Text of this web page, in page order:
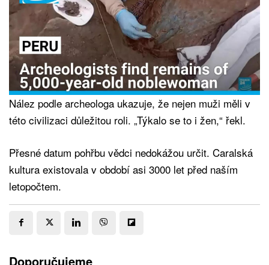
Nález podle archeologa ukazuje, že nejen muži měli v
této civilizaci důležitou roli. „Týkalo se to i žen,“ řekl.
Přesné datum pohřbu vědci nedokážou určit. Caralská
kultura existovala v období asi 3000 let před naším
letopočtem.
Doporučujeme